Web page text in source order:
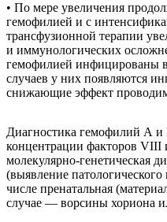
• По мере увеличения
гемофилией и с
трансфузионной терапии
и иммунологических
гемофилией инфицированы
случаев у них появляются
снижающие эффект
Диагностика гемофилий А и
концентрации факторов VIII
молекулярно-генетическая
(выявление
числе пренатальная
случае — ворсины хориона